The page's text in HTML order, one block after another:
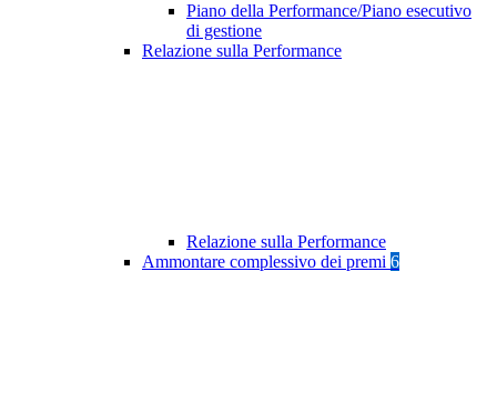
Piano della Performance/Piano esecutivo
di gestione
Relazione sulla Performance
Relazione sulla Performance
Ammontare complessivo dei premi 6